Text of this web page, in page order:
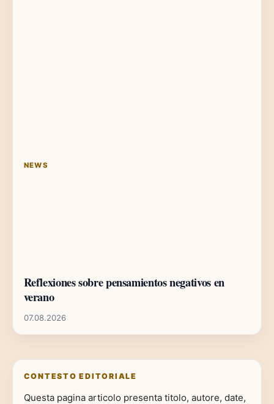
NEWS
Reflexiones sobre pensamientos negativos en
verano
07.08.2026
CONTESTO EDITORIALE
Questa pagina articolo presenta titolo, autore, date,